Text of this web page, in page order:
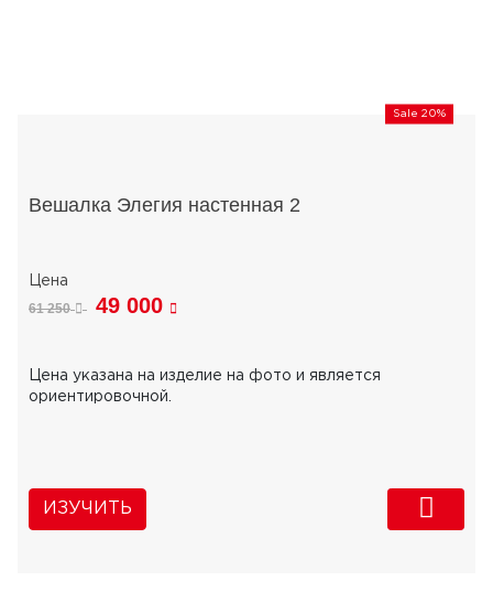
Sale 20%
Вешалка Элегия настенная 2
61 250 49 000
Цена указана на изделие на фото и является
ориентировочной.
ИЗУЧИТЬ